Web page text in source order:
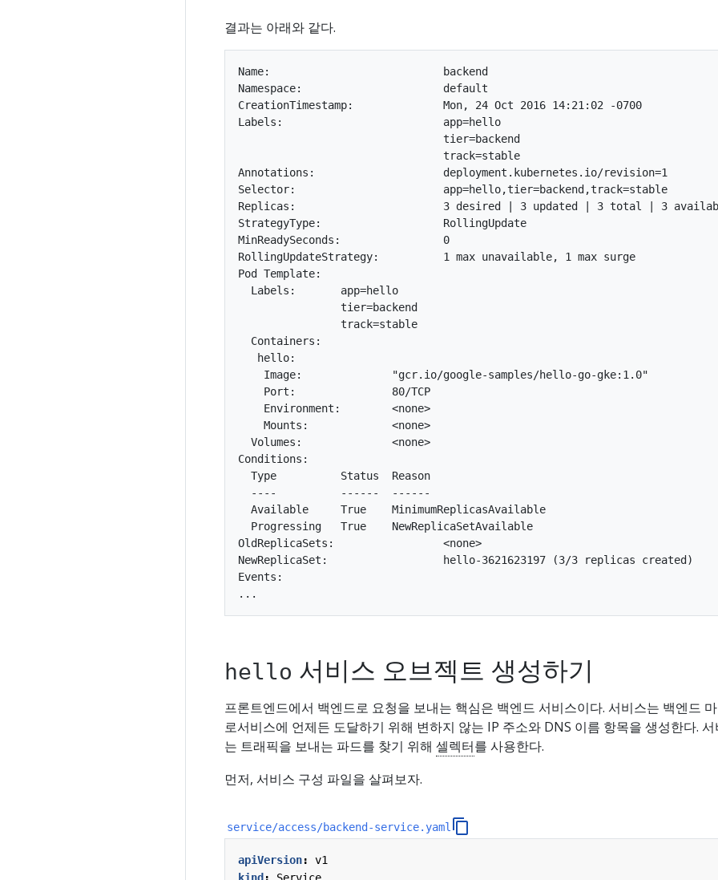
결과는 아래와 같다.
Name:                           backend
Namespace:                      default
CreationTimestamp:              Mon, 24 Oct 2016 14:21:02 -0700
Labels:                         app=hello
                                tier=backend
                                track=stable
Annotations:                    deployment.kubernetes.io/revision=1
Selector:                       app=hello,tier=backend,track=stable
Replicas:                       3 desired | 3 updated | 3 total | 3
StrategyType:                   RollingUpdate
MinReadySeconds:                0
RollingUpdateStrategy:          1 max unavailable, 1 max surge
Pod Template:
  Labels:       app=hello
                tier=backend
                track=stable
  Containers:
   hello:
    Image:              "gcr.io/google-samples/hello-go-gke:1.0"
    Port:               80/TCP
    Environment:        <none>
    Mounts:             <none>
  Volumes:              <none>
Conditions:
  Type          Status  Reason
  ----          ------  ------
  Available     True    MinimumReplicasAvailable
  Progressing   True    NewReplicaSetAvailable
OldReplicaSets:                 <none>
NewReplicaSet:                  hello-3621623197 (3/3 replicas created)
Events:
hello 서비스 오브젝트 생성하기
프론트엔드에서 백엔드로 요청을 보내는 핵심은 백엔드 서비스이다. 서비스는 백엔드
로서비스에 언제든 도달하기 위해 변하지 않는 IP 주소와 DNS 이름 항목을 생성한다. 서
는 트래픽을 보내는 파드를 찾기 위해 셀렉터를 사용한다.
먼저, 서비스 구성 파일을 살펴보자.
service/access/backend-service.yaml
apiVersion:
v1